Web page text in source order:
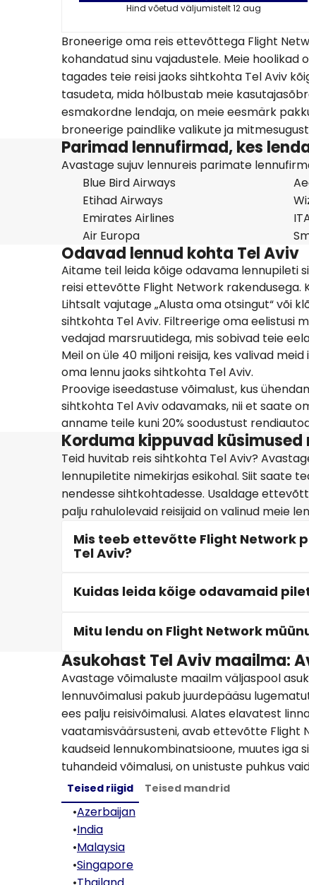
Hind võetud väljumistelt 12 aug
Broneerige oma reis ettevõttega Flight
kohandatud sinu vajadustele. Meie
tagades teie reisi jaoks sihtkohta Tel Aviv
tasudeta, mida hõlbustab meie
esmakordne lendaja, on meie eesmärk
broneerige paindlike valikute ja
Parimad lennufirmad, kes
Avastage sujuv lennureis parimate
Blue Bird Airways
Etihad Airways
Emirates Airlines
Air Europa
Odavad lennud kohta Tel Aviv
Aitame teil leida kõige odavama lennupileti
reisi ettevõtte Flight Network rakendusega.
Lihtsalt vajutage „Alusta oma otsingut“ või
sihtkohta Tel Aviv. Filtreerige oma eelistusi
vedajad marsruutidega, mis sobivad teie
Meil on üle 40 miljoni reisija, kes valivad
oma lennu jaoks sihtkohta Tel Aviv.
Proovige iseedastuse võimalust, kus
sihtkohta Tel Aviv odavamaks, nii et saate
anname teile kuni 20% soodustust
Korduma kippuvad
Teid huvitab reis sihtkohta Tel Aviv?
lennupiletite nimekirjas esikohal. Siit saate
nendesse sihtkohtadesse. Usaldage
palju rahulolevaid reisijaid on valinud meie
Mis teeb ettevõtte Flight Network
Tel Aviv?
Kuidas leida kõige odavamaid
Mitu lendu on Flight Network
Asukohast Tel Aviv maailma:
Avastage võimaluste maailm väljaspool
lennuvõimalusi pakub juurdepääsu
ees palju reisivõimalusi. Alates elavatest
vaatamisväärsusteni, avab ettevõtte Flight
kaudseid lennukombinatsioone, muutes iga
tuhandeid võimalusi, on unistuste puhkus
Teised riigid Teised mandrid
•Azerbaijan
•India
•Malaysia
•Singapore